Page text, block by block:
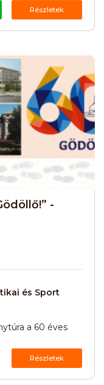
Részletek
-
és Sport
a 60 éves
Részletek